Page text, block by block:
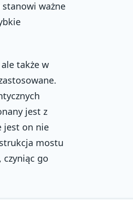
ważne
także w
jest z
jest on nie
mostu
czyniąc go